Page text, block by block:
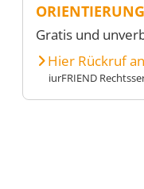
Gratis und
Hier Rückruf
iurFRIEND